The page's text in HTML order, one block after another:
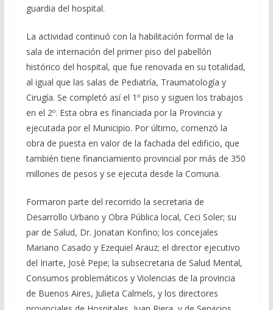
guardia del hospital.
La actividad continuó con la habilitación formal de la
sala de internación del primer piso del pabellón
histórico del hospital, que fue renovada en su totalidad,
al igual que las salas de Pediatría, Traumatología y
Cirugía. Se completó así el 1º piso y siguen los trabajos
en el 2º. Esta obra es financiada por la Provincia y
ejecutada por el Municipio. Por último, comenzó la
obra de puesta en valor de la fachada del edificio, que
también tiene financiamiento provincial por más de 350
millones de pesos y se ejecuta desde la Comuna.
Formaron parte del recorrido la secretaria de
Desarrollo Urbano y Obra Pública local, Ceci Soler; su
par de Salud, Dr. Jonatan Konfino; los concejales
Mariano Casado y Ezequiel Arauz; el director ejecutivo
del Iriarte, José Pepe; la subsecretaria de Salud Mental,
Consumos problemáticos y Violencias de la provincia
de Buenos Aires, Julieta Calmels, y los directores